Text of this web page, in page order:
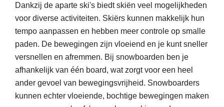
Dankzij de aparte ski's biedt skiën veel mogelijkheden
voor diverse activiteiten. Skiërs kunnen makkelijk hun
tempo aanpassen en hebben meer controle op smalle
paden. De bewegingen zijn vloeiend en je kunt sneller
versnellen en afremmen. Bij snowboarden ben je
afhankelijk van één board, wat zorgt voor een heel
ander gevoel van bewegingsvrijheid. Snowboarders
kunnen echter vloeiende, bochtige bewegingen maken